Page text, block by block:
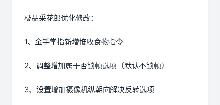
极品采花郎优化修改：
1、金手掌指新增接收食物指令
2、调整增加属于否锁帧选项（默认不锁帧）
3、设置增加摄像机纵朝向解决反转选项